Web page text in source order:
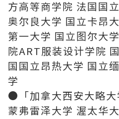
方高等商学院 法国国
奥尔良大学 国立卡昂
第一大学 国立图尔大
院ART服装设计学院
国国立昂热大学 国立
学
●「加拿大西安大略大
蒙弗雷泽大学 渥太华